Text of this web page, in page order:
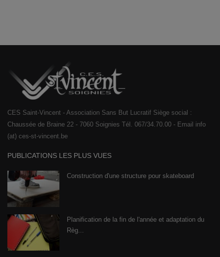
CES Saint-Vincent - Association Sans But Lucratif Siège social :
Chaussée de Braine 22 - 7060 Soignies Tél. 067/34.70.00 - Email info
(at) ces-st-vincent.be
PUBLICATIONS LES PLUS VUES
Construction d'une structure pour skateboard
Planification de la fin de l'année et adaptation du
Règ...